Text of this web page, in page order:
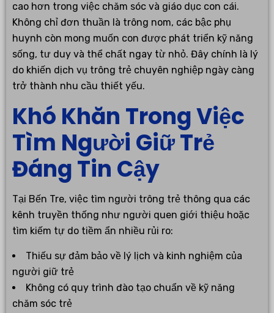
cao hơn trong việc chăm sóc và giáo dục con cái.
Không chỉ đơn thuần là trông nom, các bậc phụ
huynh còn mong muốn con được phát triển kỹ năng
sống, tư duy và thể chất ngay từ nhỏ. Đây chính là lý
do khiến dịch vụ trông trẻ chuyên nghiệp ngày càng
trở thành nhu cầu thiết yếu.
Khó Khăn Trong Việc
Tìm Người Giữ Trẻ
Đáng Tin Cậy
Tại Bến Tre, việc tìm người trông trẻ thông qua các
kênh truyền thống như người quen giới thiệu hoặc
tìm kiếm tự do tiềm ẩn nhiều rủi ro:
Thiếu sự đảm bảo về lý lịch và kinh nghiệm của
người giữ trẻ
Không có quy trình đào tạo chuẩn về kỹ năng
chăm sóc trẻ